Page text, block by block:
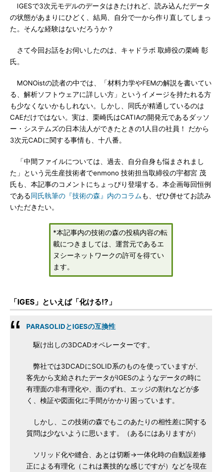
IGESで3次元モデルのデータはきたけれど、読み込んだデータ
の状態があまりにひどく、結局、自分で一から作り直してしまっ
た。そんな経験はないだろうか？
さて今回お話をお伺いしたのは、キャドラボ 取締役の栗崎 彰
氏。
MONOistの読者の中では、「材料力学やFEMの解説を書いてい
る、解析ソフトウェアに詳しい方」というイメージを持たれる方
も少なくないかもしれない。しかし、同氏が精通しているのは
CAEだけではない。実は、栗崎氏はCATIAの開発元であるダッソ
ー・システムズの日本法人ができたときの1人目の社員！ だから
3次元CADに関する事情も、十八番。
「中間ファイルについては、過去、自分自身も悩まされまし
た」という元生産技術者でenmono 技術担当取締役の宇都宮 茂
氏も、本記事のコメントにちょっぴり登場する。本企画毎回恒例
である同氏執筆の『技術の森』内のコラムも、ぜひ併せてお読み
いただきたい。
*本記事内の技術の森の投稿内容の転
載につきましては、運営元であるエ
ヌシーネットワークの許可を得てい
ます。
「IGES」といえば「化ける!?」
PARASOLIDとIGESの互換性
駆け出しの3DCADオペレーターです。
弊社では3DCADにSOLID系のものを使っていますが、
客先から支給されたデータがIGESのようなデータの時に
有理面の非有理化や、面のずれ、エッジの割れなどが多
く、検証や図面化に手間がかかり困っています。
しかし、この技術の森でもこのあたりの相性差に関する
質問は少ないように思います。（あるにはありますが）
ソリッド化や縫合、あとは切断→一体化時の自動誤差修
正による有理化（これは裏技的な感じですが）などを現在